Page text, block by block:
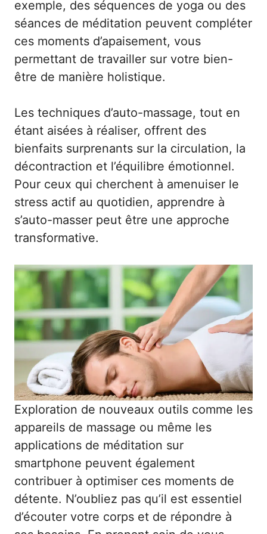
exemple, des séquences de yoga ou des
séances de méditation peuvent compléter
ces moments d’apaisement, vous
permettant de travailler sur votre bien-
être de manière holistique.
Les techniques d’auto-massage, tout en
étant aisées à réaliser, offrent des
bienfaits surprenants sur la circulation, la
décontraction et l’équilibre émotionnel.
Pour ceux qui cherchent à amenuiser le
stress actif au quotidien, apprendre à
s’auto-masser peut être une approche
transformative.
Exploration de nouveaux outils comme les
appareils de massage ou même les
applications de méditation sur
smartphone peuvent également
contribuer à optimiser ces moments de
détente. N’oubliez pas qu’il est essentiel
d’écouter votre corps et de répondre à